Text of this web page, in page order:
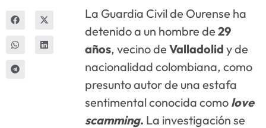
La Guardia Civil de Ourense ha
detenido a un hombre de29
años, vecino deValladolidy de
nacionalidad colombiana, como
presunto autor de una estafa
sentimental conocida como love
scamming. La investigación se